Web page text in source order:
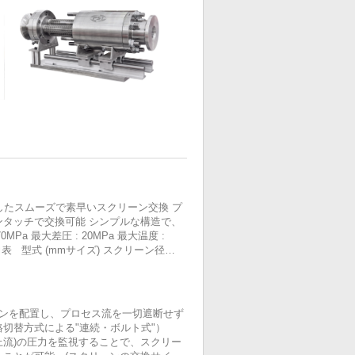
スムーズで素早いスクリーン交換 プ
能 シンプルな構造で、
を配置し、プロセス流を一切遮断せず
替方式による"連続・ボルト式"）
)の圧力を監視することで、スクリー